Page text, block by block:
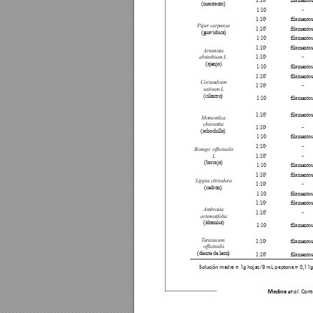
Medina et al.
Solución madre = 1g hojas/9 mL peptona =
(mastranto)
1:10
1:10
-
Piper carpunya
(guaviduca)
1:103
1:105
1:10
Artemisia
absinthium L
(ajenjo)
1:103
1:105
-
1:10
Coriandrum
sativum L
(cilantro)
1:103
1:105 -
1:10
Momordica
charantia
(achochilla)
1:103
1:105
-
1:10
Borago ofcinalis
L
(borraja)
1:103
-
1:105
-
1:10
Lippia citriodora
(cedrón)
1:103
1:105
-
1:10
Ambrosia
artemisifolia
(altamisa)
1:103
1:105 -
1:10
Taraxacum
ofcinalis
(diente de león)
1:103
1:105